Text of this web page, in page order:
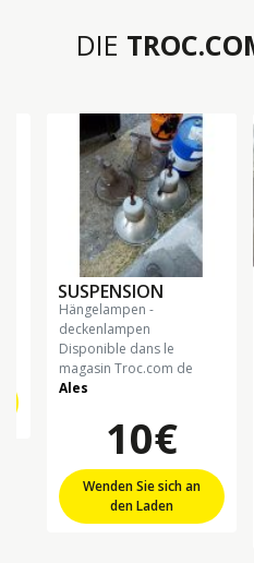
DIE
SUSPENSION
hängelampen -
deckenlampen
Disponible dans le
magasin Troc.com de
Ales
10€
Wenden Sie sich an
den Laden